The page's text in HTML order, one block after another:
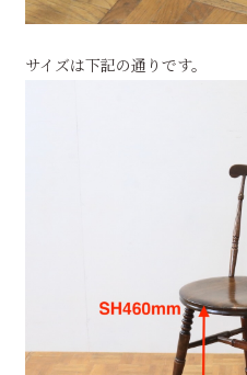
サイズは下記の通りです。